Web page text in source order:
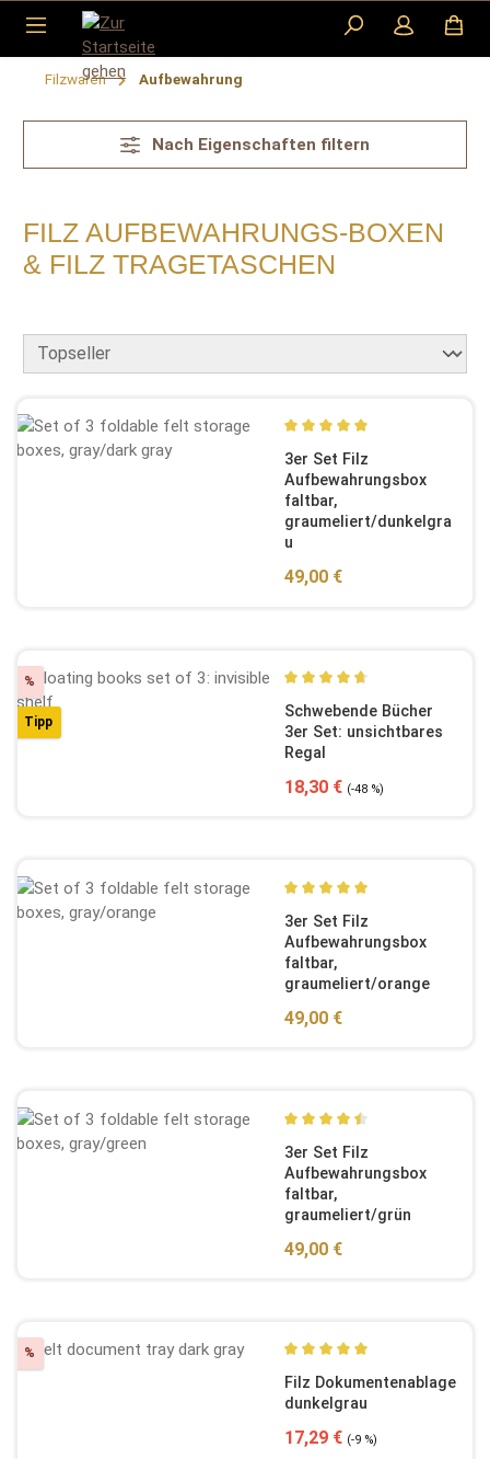
Zum Hauptinhalt springen
Filzwaren Aufbewahrung
Nach Eigenschaften filtern
FILZ AUFBEWAHRUNGS-BOXEN
& FILZ TRAGETASCHEN
Durchschnittliche
3er Set Filz
Aufbewahrungsbox
faltbar,
graumeliert/dunkelgra
u
Regulärer Preis:
49,00 €
% Rabatt
Tipp
Durchschnittliche
Schwebende Bücher
3er Set: unsichtbares
Regal
Verkaufspreis:
18,30 € Regulärer Preis:
(-48 %)
Durchschnittliche
3er Set Filz
Aufbewahrungsbox
faltbar,
graumeliert/orange
Regulärer Preis:
49,00 €
Durchschnittliche
3er Set Filz
Aufbewahrungsbox
faltbar,
graumeliert/grün
Regulärer Preis:
49,00 €
% Rabatt
Durchschnittliche
Filz Dokumentenablage
dunkelgrau
Verkaufspreis:
17,29 € Regulärer Preis:
(-9 %)